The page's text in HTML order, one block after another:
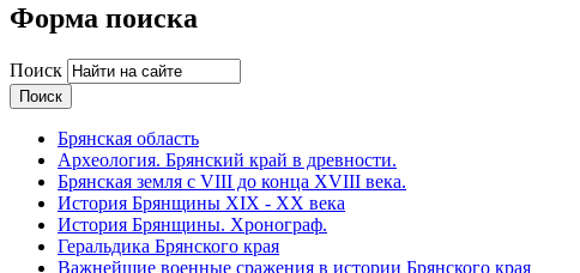
Форма поиска
Поиск
Брянская область
Археология. Брянский край в древности.
Брянская земля с VIII до конца XVIII века.
История Брянщины XIX - XX века
История Брянщины. Хронограф.
Геральдика Брянского края
Важнейшие военные сражения в истории Брянского края